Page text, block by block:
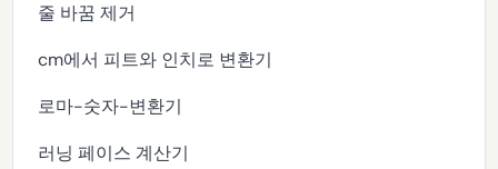
줄 바꿈 제거
cm에서 피트와 인치로 변환기
로마-숫자-변환기
러닝 페이스 계산기